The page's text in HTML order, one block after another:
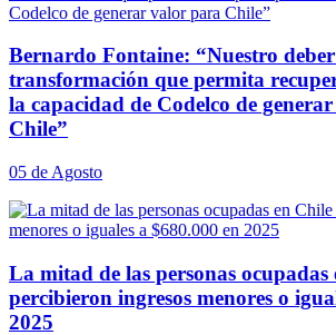
Bernardo Fontaine: “Nuestro
transformación que permita
la capacidad de Codelco de
Chile”
05 de Agosto
La mitad de las personas ocupadas
percibieron ingresos menores o
2025